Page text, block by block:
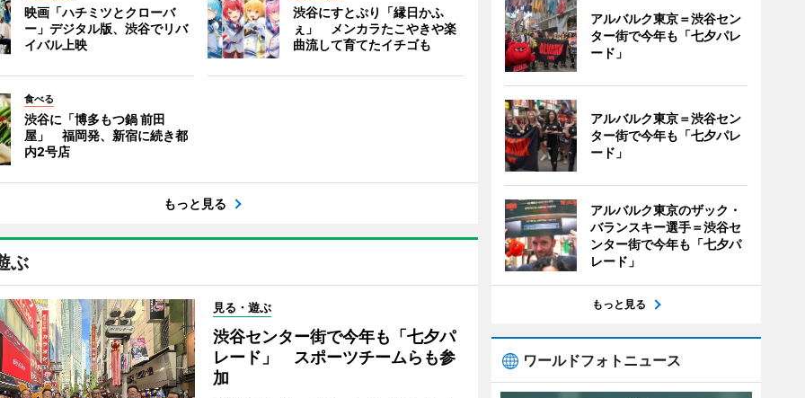
映画「ハチミツとクローバ
ー」デジタル版、渋谷でリバ
イバル上映
渋谷にすとぷり「縁日かふ
ぇ」 メンカラたこやきや楽
曲流して育てたイチゴも
食べる
渋谷に「博多もつ鍋 前田
屋」 福岡発、新宿に続き都
内2号店
もっと見る
ぶ
見る・遊ぶ
渋谷センター街で今年も「七夕パ
レード」 スポーツチームらも参
加
アルバルク東京＝渋谷セン
ター街で今年も「七夕パレ
ード」
アルバルク東京＝渋谷セン
ター街で今年も「七夕パレ
ード」
アルバルク東京のザック・
バランスキー選手＝渋谷セ
ンター街で今年も「七夕パ
レード」
もっと見る
ワールドフォトニュース